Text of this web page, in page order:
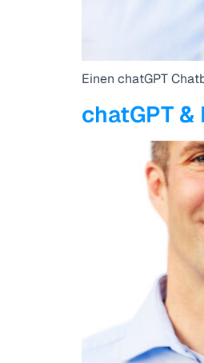
Einen chatGPT
chatGPT